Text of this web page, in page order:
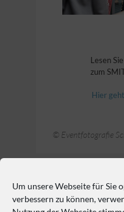
Um unsere Webseite für Sie
verbessern zu können,
Lesen
zum
Hier
© Eventfotografie
So erreichen Sie uns